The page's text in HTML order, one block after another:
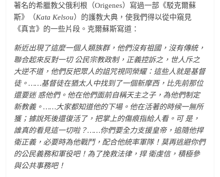
著名的希臘教父俄利根（Origenes）寫過一部《駁克爾蘇
斯》（Kata Kelsou）的護教大典，使我們得以從中窺見
《真言》的一些片段。克爾蘇斯寫道：
新近出現了這麼一個人類族群，他們沒有祖國，沒有傳統，
聯合起來反對一切 公民宗教政制，正義控訴之，世人斥之
大逆不道，他們反把眾人的詛咒視同榮耀：這些人就是基督
徒。……基督徒在猶太人中找到了一個新摩西，比先前那位
還要迷 惑他們。他在他們面前自稱天主之子，為他們制定
新教義。……大家都知道他的下場。他在活著的時候一無所
獲；據說死後還復活了，把掌上的傷痕指給人看。可 是，
誰真的看見這一切啦？……你們要全力支援皇帝，追隨他捍
衛正義，必要時為他戰鬥，配合他統率軍隊！莫再逃避你們
的公民義務和軍役吧！為了挽救法律，捍 衛虔信，積極參
與公共事務吧！